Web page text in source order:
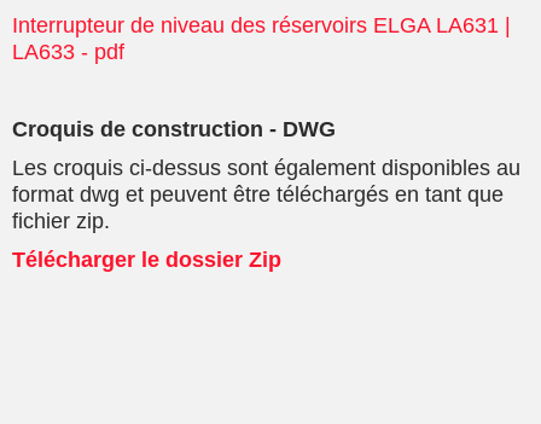
Interrupteur de niveau des réservoirs ELGA LA631 |
LA633 - pdf
Croquis de construction - DWG
Les croquis ci-dessus sont également disponibles au
format dwg et peuvent être téléchargés en tant que
fichier zip.
Télécharger le dossier Zip